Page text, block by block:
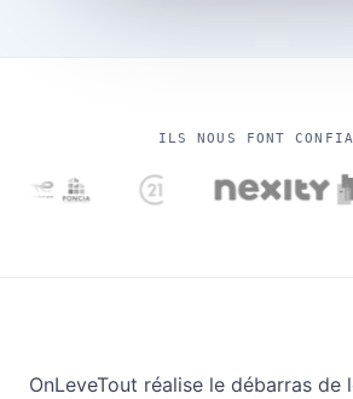
ILS NOUS FONT
OnLeveTout réalise le débarras de